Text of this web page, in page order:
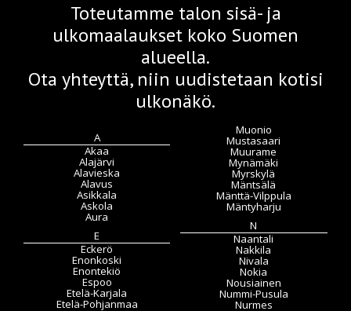
Toteutamme talon sisä- ja
ulkomaalaukset koko Suomen
alueella.
Ota yhteyttä, niin uudistetaan kotisi
ulkonäkö.
A
Akaa
Alajärvi
Alavieska
Alavus
Asikkala
Askola
Aura
E
Eckerö
Enonkoski
Enontekiö
Espoo
Etelä-Karjala
Etelä-Pohjanmaa
Muonio
Mustasaari
Muurame
Mynämäki
Myrskylä
Mäntsälä
Mänttä-Vilppula
Mäntyharju
N
Naantali
Nakkila
Nivala
Nokia
Nousiainen
Nummi-Pusula
Nurmes